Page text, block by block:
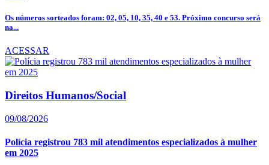
Os números sorteados foram: 02, 05, 10, 35, 40 e 53. Próximo concurso será
na...
ACESSAR
Direitos Humanos/Social
09/08/2026
Polícia registrou 783 mil atendimentos especializados à mulher
em 2025